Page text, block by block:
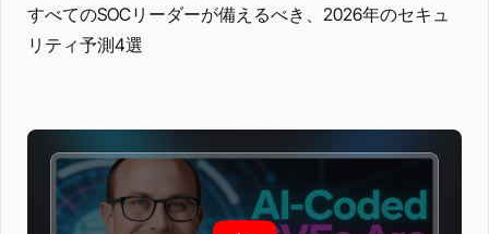
すべてのSOCリーダーが備えるべき、2026年のセキュ
リティ予測4選